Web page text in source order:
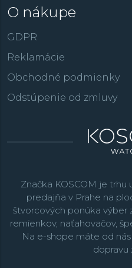
O nákupe
GDPR
Reklamácie
Obchodné podmienky
Odstúpenie od zmluvy
Značka KOSCOM je trhu
predajňa v Prahe na
štvorcových ponúka výber
remienkov, naťahovačov,
Na e-shope máte od
dopravu